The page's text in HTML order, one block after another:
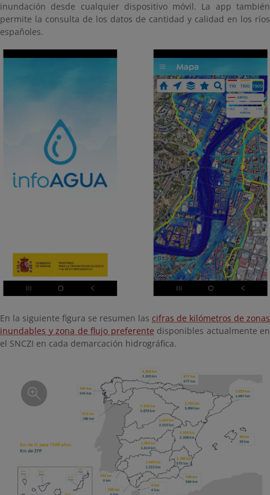
inundación desde cualquier dispositivo móvil. La app también
permite la consulta de los datos de cantidad y calidad en los ríos
españoles.
En la siguiente figura se resumen las cifras de kilómetros de zonas
inundables y zona de flujo preferente disponibles actualmente en
el SNCZI en cada demarcación hidrográfica.